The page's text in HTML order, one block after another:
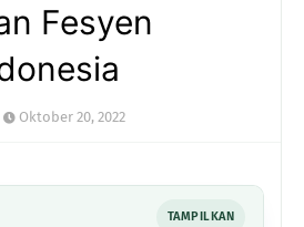
Fesyen
Oktober 20, 2022
TAMPILKAN